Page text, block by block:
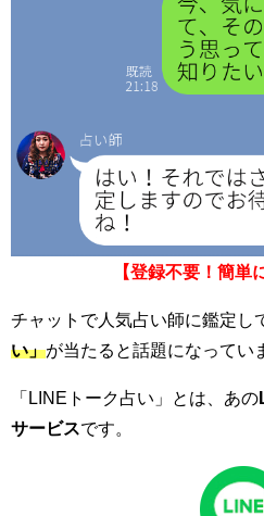
【登録不要！簡単
チャットで人気占い師に鑑定し
い」が当たると話題になってい
「LINEトーク占い」とは、あの
サービスです。